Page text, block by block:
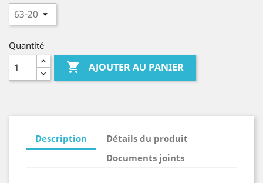
Quantité
 AJOUTER AU PANIER
Description
Détails du produit
Documents joints